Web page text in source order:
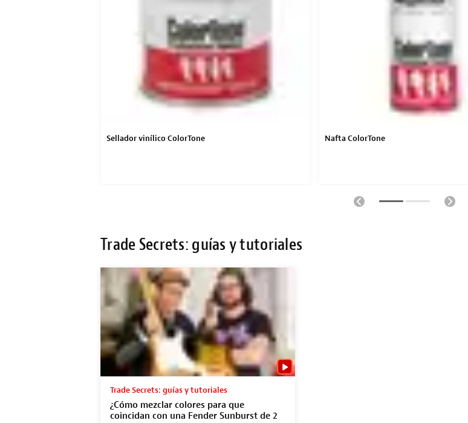
Sellador vinílico ColorTone Nafta ColorTone
Trade Secrets: guías y tutoriales
Trade Secrets: guías y tutoriales
¿Cómo mezclar colores para que
coincidan con una Fender Sunburst de 2